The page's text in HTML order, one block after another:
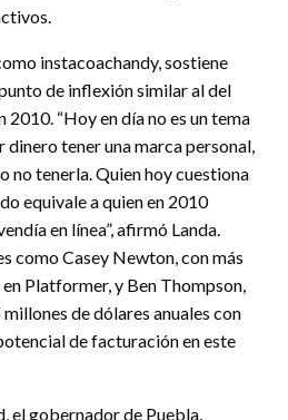
instacoachandy, sostiene
de inflexión similar al del
“Hoy en día no es un tema
dinero tener una marca personal,
no tenerla. Quien hoy cuestiona
equivale a quien en 2010
en línea”, afirmó Landa.
como Casey Newton, con más
Platformer, y Ben Thompson,
de dólares anuales con
de facturación en este
el gobernador de Puebla,